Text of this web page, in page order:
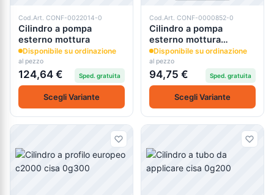
Cod.Art. CONF-0022014-0
Cilindro a pompa
esterno mottura
Disponibile su ordinazione
al pezzo
124,64 € Sped. gratuita
Scegli Variante
Cod.Art. CONF-0000852-0
Cilindro a pompa
esterno mottura
91.110/114
Disponibile su ordinazione
al pezzo
94,75 € Sped. gratuita
Scegli Variante